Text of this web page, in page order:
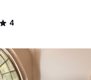
4
/